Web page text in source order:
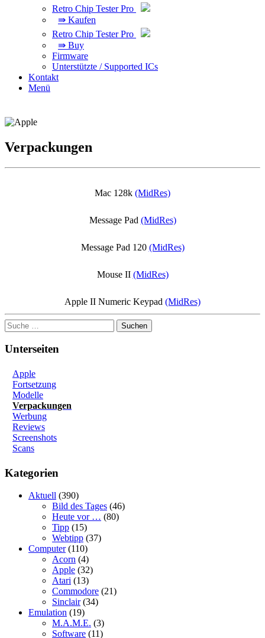
Retro Chip Tester Pro
⇛ Kaufen
Retro Chip Tester Pro
⇛ Buy
Firmware
Unterstützte / Supported ICs
Kontakt
Menü
Verpackungen
Mac 128k (MidRes)
Message Pad (MidRes)
Message Pad 120 (MidRes)
Mouse II (MidRes)
Apple II Numeric Keypad (MidRes)
Suchen
Unterseiten
Apple
Fortsetzung
Modelle
Verpackungen
Werbung
Reviews
Screenshots
Scans
Kategorien
Aktuell (390)
Bild des Tages (46)
Heute vor … (80)
Tipp (15)
Webtipp (37)
Computer(110)
Acorn (4)
Apple (32)
Atari (13)
Commodore (21)
Sinclair(34)
Emulation (19)
M.A.M.E. (3)
Software (11)